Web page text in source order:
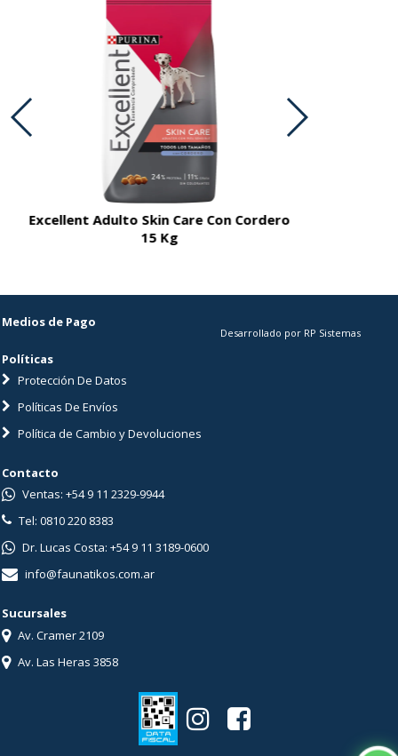
Excellent Adulto Skin Care Con Cordero
15 Kg
Medios de Pago
Políticas
Protección De Datos
Políticas De Envíos
Política de Cambio y Devoluciones
Desarrollado por RP Sistemas
Contacto
Ventas: +54 9 11 2329-9944
Tel: 0810 220 8383
Dr. Lucas Costa: +54 9 11 3189-0600
info@faunatikos.com.ar
Sucursales
Av. Cramer 2109
Av. Las Heras 3858